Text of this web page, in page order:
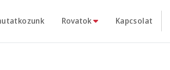
Rovatok Kapcsolat